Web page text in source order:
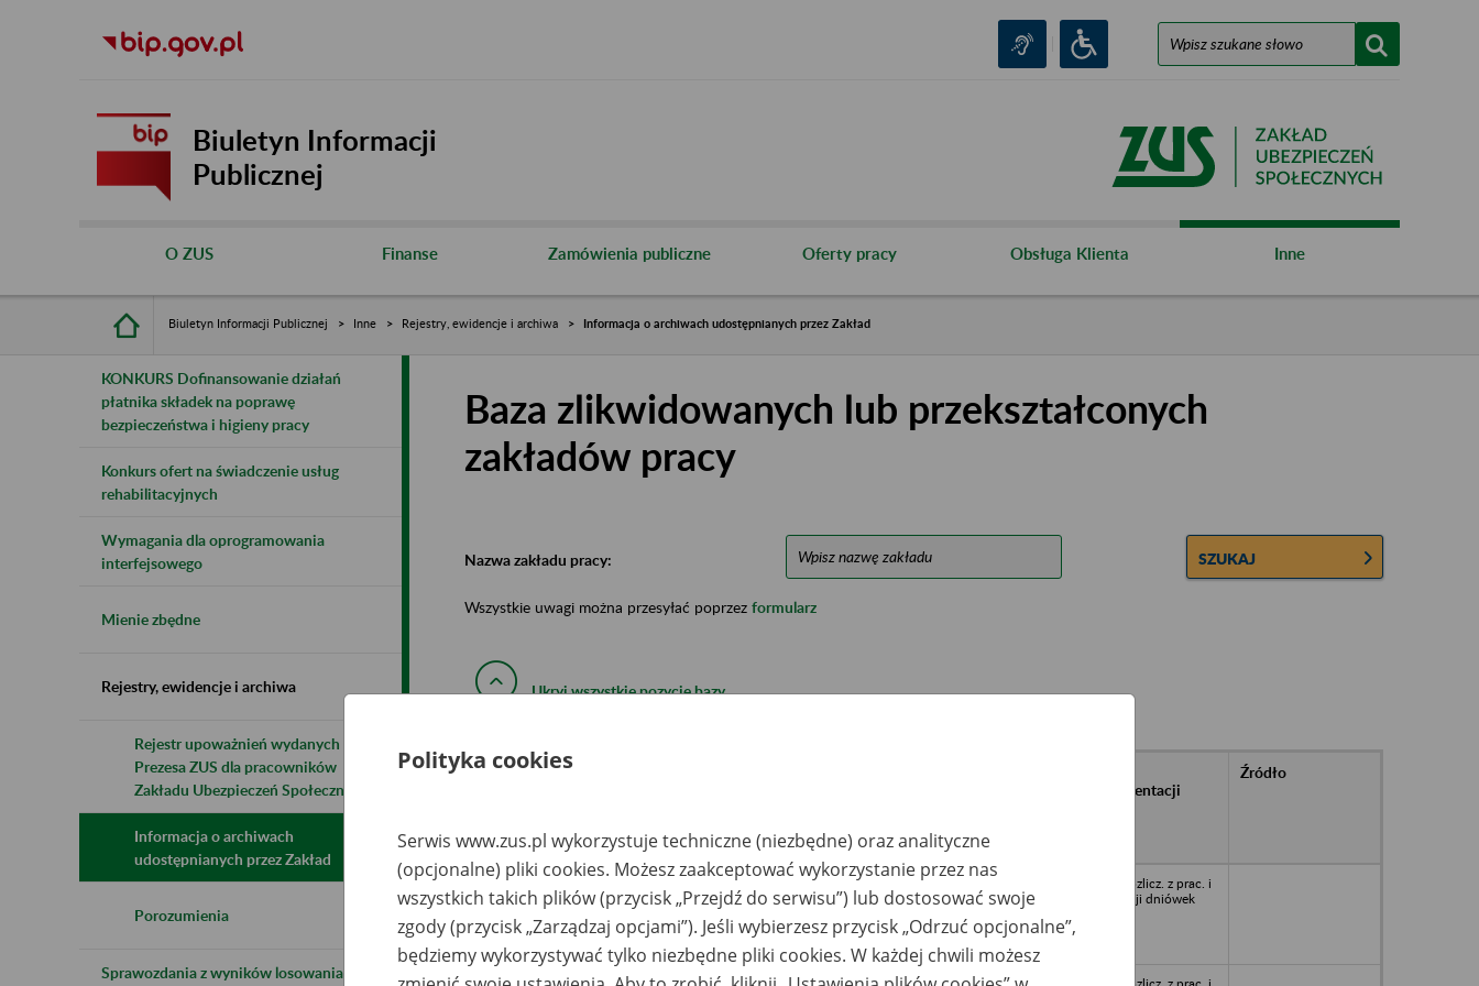
Biuletyn Informacji
Publicznej
O ZUS Finanse Zamówienia publiczne Oferty pracy Obsługa Klienta Inne
Biuletyn Informacji Publicznej Inne Rejestry, ewidencje i archiwa Informacja o archiwach udostępnianych przez Zakład
KONKURS Dofinansowanie działań
płatnika składek na poprawę
bezpieczeństwa i higieny pracy
Konkurs ofert na świadczenie usług
rehabilitacyjnych
Wymagania dla oprogramowania
interfejsowego
Mienie zbędne
Rejestry, ewidencje i archiwa
Rejestr upoważnień wydanych przez
Prezesa ZUS dla pracowników
Zakładu Ubezpieczeń Społecznych
Informacja o archiwach
udostępnianych przez Zakład
Porozumienia
Sprawozdania z wyników losowania do
Baza zlikwidowanych lub przekształconych
zakładów pracy
Nazwa zakładu pracy: SZUKAJ
Wszystkie uwagi można przesyłać poprzez formularz
Ukryj wszystkie pozycje bazy
Nazwa
państwowych
dokumentacji
Źródło
Rolniczy Zespół
Spółdzielczy im. 9
Maja w Niemczy-
Kietlinie b.pow.
dzierżoniowski
Archiwum Państwowe
we Wrocławiu
Oddział w
Wałbrzychu z siedzibą
w Boguszowie
Księgi rozlicz. z prac. i
ewidencji dniówek
Polityka cookies
Serwis www.zus.pl wykorzystuje techniczne (niezbędne) oraz analityczne
(opcjonalne) pliki cookies. Możesz zaakceptować wykorzystanie przez nas
wszystkich takich plików (przycisk „Przejdź do serwisu”) lub dostosować swoje
zgody (przycisk „Zarządzaj opcjami”). Jeśli wybierzesz przycisk „Odrzuć opcjonalne”,
będziemy wykorzystywać tylko niezbędne pliki cookies. W każdej chwili możesz